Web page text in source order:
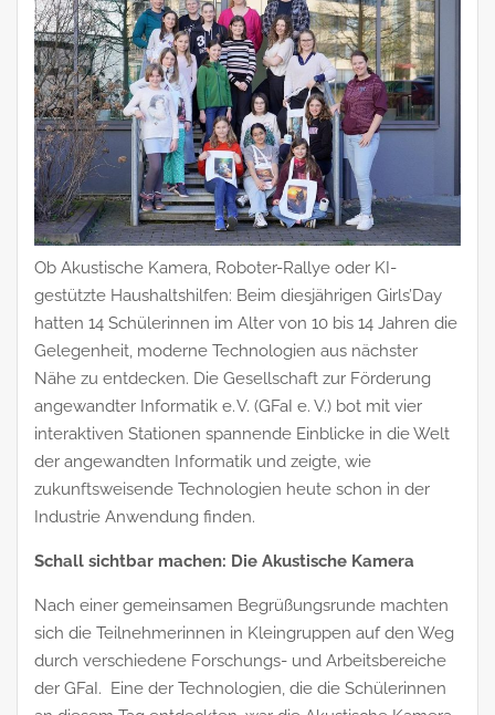
Ob Akustische Kamera, Roboter-Rallye oder KI-
gestützte Haushaltshilfen: Beim diesjährigen Girls’Day
hatten 14 Schülerinnen im Alter von 10 bis 14 Jahren die
Gelegenheit, moderne Technologien aus nächster
Nähe zu entdecken. Die Gesellschaft zur Förderung
angewandter Informatik e. V. (GFaI e. V.) bot mit vier
interaktiven Stationen spannende Einblicke in die Welt
der angewandten Informatik und zeigte, wie
zukunftsweisende Technologien heute schon in der
Industrie Anwendung finden.
Schall sichtbar machen: Die Akustische Kamera
Nach einer gemeinsamen Begrüßungsrunde machten
sich die Teilnehmerinnen in Kleingruppen auf den Weg
durch verschiedene Forschungs- und Arbeitsbereiche
der GFaI. Eine der Technologien, die die Schülerinnen